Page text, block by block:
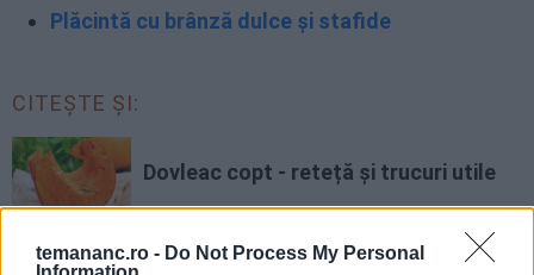
temananc.ro - Do Not Process My Personal
Plăcintă cu brânză dulce și stafide
CITEȘTE ȘI:
Dovleac copt - reteță și trucuri utile